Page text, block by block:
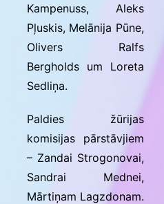
Kampenuss, Aleks
Pļuskis, Melānija Pūne,
Olivers Ralfs
Bergholds um Loreta
Sedliņa.
Paldies žūrijas
komisijas pārstāvjiem
– Zandai Strogonovai,
Sandrai Mednei,
Mārtiņam Lagzdonam.